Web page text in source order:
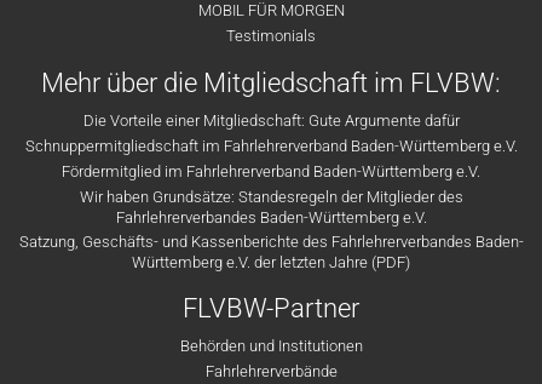
MOBIL FÜR MORGEN
Testimonials
Mehr über die Mitgliedschaft im FLVBW:
Die Vorteile einer Mitgliedschaft: Gute Argumente dafür
Schnuppermitgliedschaft im Fahrlehrerverband Baden-Württemberg e.V.
Fördermitglied im Fahrlehrerverband Baden-Württemberg e.V.
Wir haben Grundsätze: Standesregeln der Mitglieder des
Fahrlehrerverbandes Baden-Württemberg e.V.
Satzung, Geschäfts- und Kassenberichte des Fahrlehrerverbandes Baden-
Württemberg e.V. der letzten Jahre (PDF)
FLVBW-Partner
Behörden und Institutionen
Fahrlehrerverbände